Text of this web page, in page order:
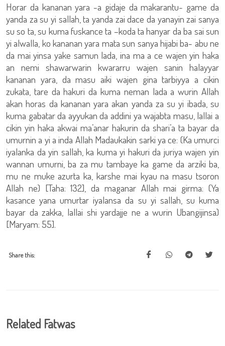
Horar da kananan yara -a gidaje da makarantu- game da
yanda za su yi sallah, ta yanda zai dace da yanayin zai sanya
su so ta, su kuma fuskance ta –koda ta hanyar da ba sai sun
yi alwalla, ko kananan yara mata sun sanya hijabi ba- abu ne
da mai yinsa yake samun lada, ina ma a ce wajen yin haka
an nemi shawarwarin kwararru wajen sanin halayyar
kananan yara, da masu aiki wajen gina tarbiyya a cikin
zukata, tare da hakuri da kuma neman lada a wurin Allah
akan horas da kananan yara akan yanda za su yi ibada, su
kuma gabatar da ayyukan da addini ya wajabta masu, lallai a
cikin yin haka akwai ma’anar hakurin da shari’a ta bayar da
umurnin a yi a inda Allah Madaukakin sarki ya ce: (Ka umurci
iyalanka da yin sallah, ka kuma yi hakuri da juriya wajen yin
wannan umurni, ba za mu tambaye ka game da arziki ba,
mu ne muke azurta ka, karshe mai kyau na masu tsoron
Allah ne) [Taha: 132], da maganar Allah mai girma: (Ya
kasance yana umurtar iyalansa da su yi sallah, su kuma
bayar da zakka, lallai shi yardajje ne a wurin Ubangijinsa)
[Maryam: 55].
Share this:
Related Fatwas